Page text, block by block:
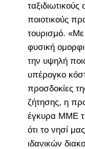
ποιοτικούς
τουρισμό. «Με
φυσική
την υψηλή
υπέρογκο
προσδοκίες
ζήτησης, η
έγκυρα ΜΜΕ
ότι το νησί
ιδανικών